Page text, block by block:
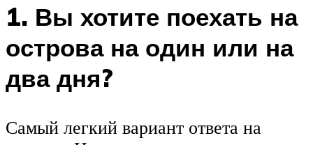
1. Вы хотите поехать на
острова на один или на
два дня?
Самый легкий вариант ответа на